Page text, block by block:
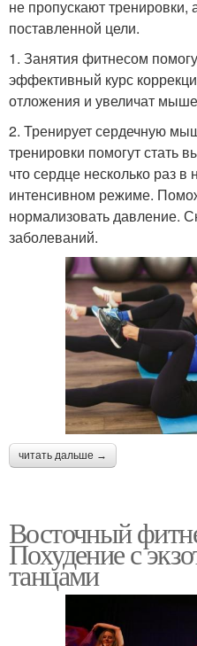
не пропускают тренировки,
поставленной цели.
1. Занятия фитнесом
эффективный курс
отложения и увеличат
2. Тренирует сердечную
тренировки помогут стать
что сердце несколько раз в
интенсивном режиме.
нормализовать давление.
заболеваний.
читать дальше →
Восточный
Похудение с
танцами